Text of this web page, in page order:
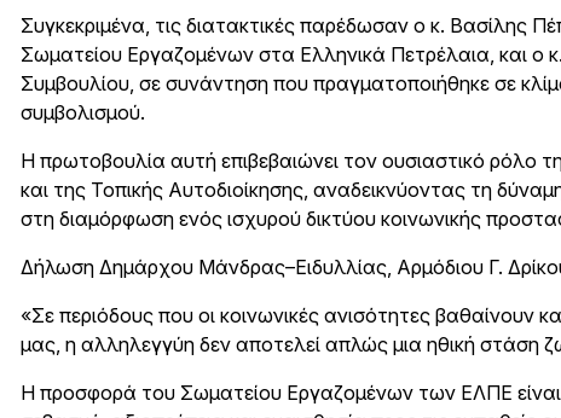
Συγκεκριμένα, τις διατακτικές παρέδωσαν ο κ. Βασίλης
Σωματείου Εργαζομένων στα Ελληνικά Πετρέλαια, και ο
Συμβουλίου, σε συνάντηση που πραγματοποιήθηκε σε
συμβολισμού.
Η πρωτοβουλία αυτή επιβεβαιώνει τον ουσιαστικό
και της Τοπικής Αυτοδιοίκησης, αναδεικνύοντας τη
στη διαμόρφωση ενός ισχυρού δικτύου κοινωνικής
Δήλωση Δημάρχου Μάνδρας–Ειδυλλίας, Αρμόδιου Γ.
«Σε περιόδους που οι κοινωνικές ανισότητες βαθαίνουν
μας, η αλληλεγγύη δεν αποτελεί απλώς μια ηθική στάση
Η προσφορά του Σωματείου Εργαζομένων των ΕΛΠΕ είναι